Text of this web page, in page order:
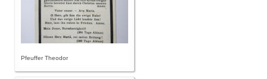
Pfeuffer Theodor